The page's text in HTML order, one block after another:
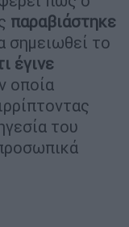
παραβιάστηκε
σημειωθεί το
έγινε
οποία
του